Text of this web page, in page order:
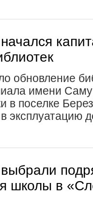
обновление
имени
в поселке
эксплуатацию
школы в